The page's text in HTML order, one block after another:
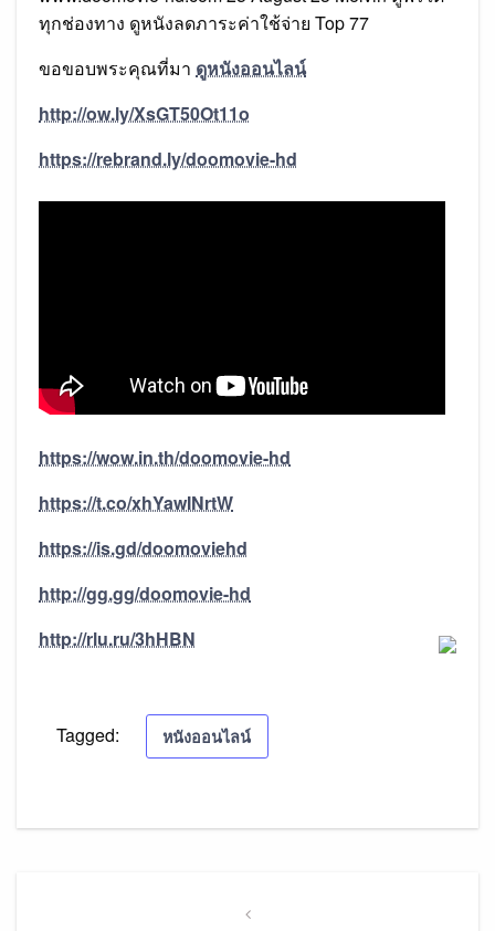
ทุกช่องทาง ดูหนังลดภาระค่าใช้จ่าย Top 77
ขอขอบพระคุณที่มา ดูหนังออนไลน์
http://ow.ly/XsGT50Ot11o
https://rebrand.ly/doomovie-hd
https://wow.in.th/doomovie-hd
https://t.co/xhYawINrtW
https://is.gd/doomoviehd
http://gg.gg/doomovie-hd
http://rlu.ru/3hHBN
Tagged: หนังออนไลน์
Previous